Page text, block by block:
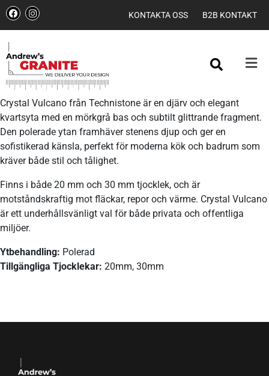
KONTAKTA OSS B2B KONTAKT
Crystal Vulcano från Technistone är en djärv och elegant
kvartsyta med en mörkgrå bas och subtilt glittrande fragment.
Den polerade ytan framhäver stenens djup och ger en
sofistikerad känsla, perfekt för moderna kök och badrum som
kräver både stil och tålighet.
Finns i både 20 mm och 30 mm tjocklek, och är
motståndskraftig mot fläckar, repor och värme. Crystal Vulcano
är ett underhållsvänligt val för både privata och offentliga
miljöer.
Ytbehandling: Polerad
Tillgängliga Tjocklekar: 20mm, 30mm